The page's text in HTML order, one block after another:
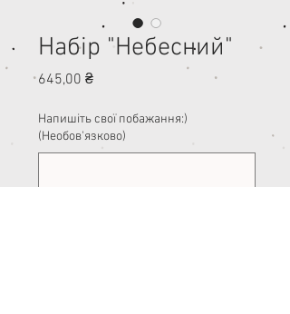
Набір "Небесний"
645,00 ₴Ціна
Напишіть свої побажання:)
(Необов'язково)